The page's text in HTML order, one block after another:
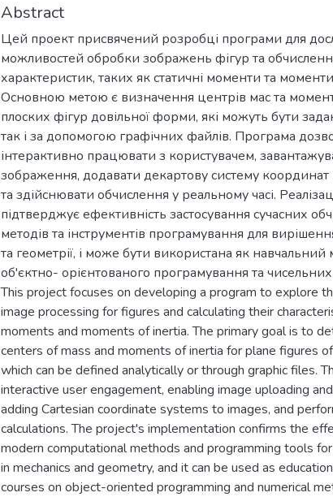
Abstract
Цей проект присвячений розробці програми для
можливостей обробки зображень фігур та
характеристик, таких як статичні моменти та моменти
Основною метою є визначення центрів мас та
плоских фігур довільної форми, які можуть бути
так і за допомогою графічних файлів. Програма
інтерактивно працювати з користувачем,
зображення, додавати декартову систему
та здійснювати обчислення у реальному часі.
підтверджує ефективність застосування сучасних
методів та інструментів програмування для
та геометрії, і може бути використана як навчальний
об'єктно- орієнтованого програмування та
This project focuses on developing a program to explore
image processing for figures and calculating their
moments and moments of inertia. The primary goal is to
centers of mass and moments of inertia for plane figures
which can be defined analytically or through graphic files.
interactive user engagement, enabling image uploading
adding Cartesian coordinate systems to images, and
calculations. The project's implementation confirms the
modern computational methods and programming tools
in mechanics and geometry, and it can be used as
courses on object-oriented programming and numerical